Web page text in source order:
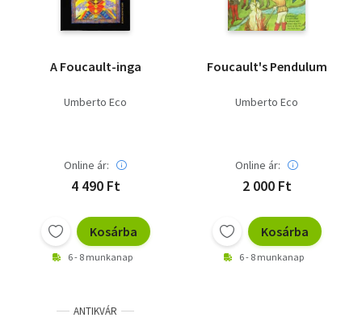
A Foucault-inga
Umberto Eco
Online ár:
4 490 Ft
Kosárba
6 - 8 munkanap
Foucault's Pendulum
Umberto Eco
Online ár:
2 000 Ft
Kosárba
6 - 8 munkanap
ANTIKVÁR